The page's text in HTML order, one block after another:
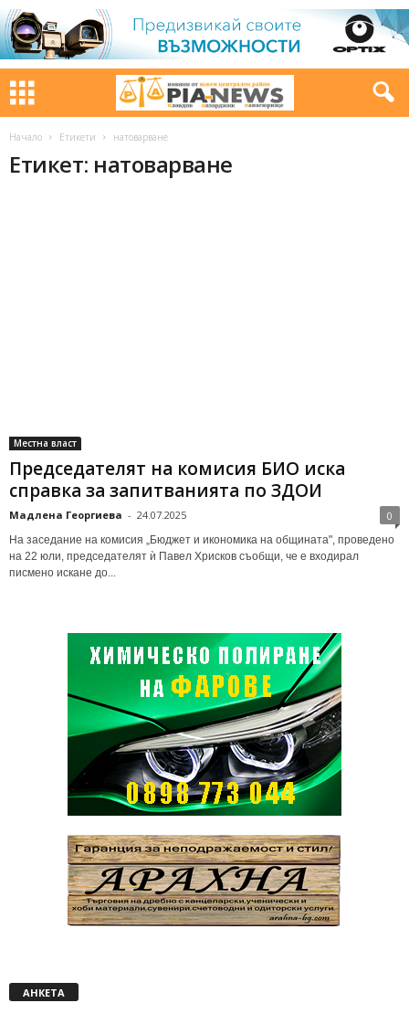
Начало Етикети натоварване
Етикет: натоварване
Местна власт
Председателят на комисия БИО иска
справка за запитванията по ЗДОИ
Мадлена Георгиева - 24.07.2025 0
На заседание на комисия „Бюджет и икономика на общината", проведено
на 22 юли, председателят ѝ Павел Хрисков съобщи, че е входирал
писмено искане до...
АНКЕТА